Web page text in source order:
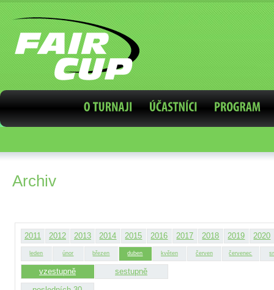
Archiv
2011 2012 2013 2014 2015 2016 2017 2018 2019 2020
leden únor březen duben květen červen červenec
vzestupně
sestupně